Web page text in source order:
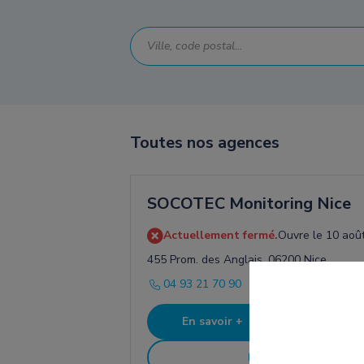
Toutes nos agences
SOCOTEC Monitoring Nice
Actuellement fermé.Ouvre le 10
455 Prom. des Anglais, 06200 Nice
04 93 21 70 90
En savoir +